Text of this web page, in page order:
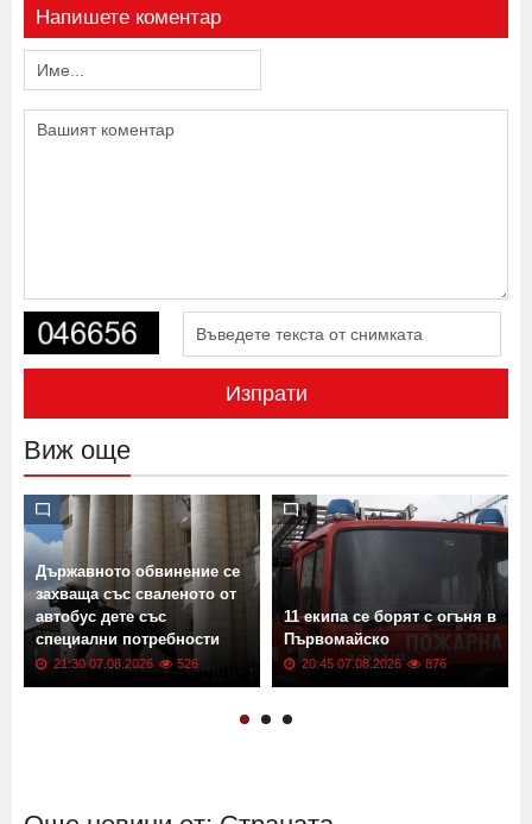
Напишете коментар
Изпрати
Виж още
Държавното обвинение се
захваща със сваленото от
автобус дете със
специални потребности
21:30 07.08.2026 526
11 екипа се борят с огъня в
Първомайско
20:45 07.08.2026 876